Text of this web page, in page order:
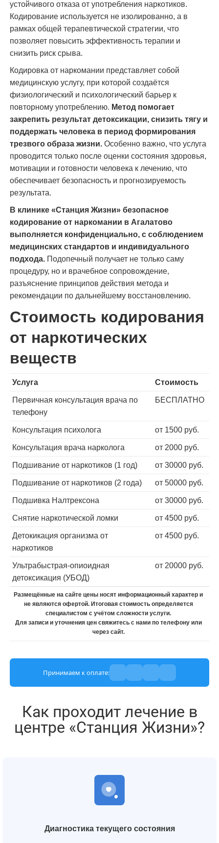
устойчивого отказа от употребления наркотиков.
Кодирование используется не изолированно, а в
рамках общей терапевтической стратегии, что
позволяет повысить эффективность терапии и
снизить риск срыва.
Кодировка от наркомании представляет собой
медицинскую услугу, при которой создаётся
физиологический и психологический барьер к
повторному употреблению. Метод помогает
закрепить результат детоксикации, снизить тягу и
поддержать человека в период формирования
трезвого образа жизни. Особенно важно, что услуга
проводится только после оценки состояния здоровья,
мотивации и готовности человека к лечению, что
обеспечивает безопасность и прогнозируемость
результата.
В клинике «Станция Жизни» безопасное
кодирование от наркомании в Агалатово
выполняется конфиденциально, с соблюдением
медицинских стандартов и индивидуального
подхода. Подопечный получает не только саму
процедуру, но и врачебное сопровождение,
разъяснение принципов действия метода и
рекомендации по дальнейшему восстановлению.
Стоимость кодирования
от наркотических
веществ
Услуга Стоимость
Первичная консультация врача по
телефону
БЕСПЛАТНО
Консультация психолога от 1500 руб.
Консультация врача нарколога от 2000 руб.
Подшивание от наркотиков (1 год) от 30000 руб.
Подшивание от наркотиков (2 года) от 50000 руб.
Подшивка Налтрексона от 30000 руб.
Снятие наркотической ломки от 4500 руб.
Детокикация организма от
наркотиков
от 4500 руб.
Ультрабыстрая-опиоидная
детоксикация (УБОД)
от 20000 руб.
Размещённые на сайте цены носят информационный характер и
не являются офертой. Итоговая стоимость определяется
специалистом с учётом сложности услуги.
Для записи и уточнения цен свяжитесь с нами по телефону или
через сайт.
Принимаем к оплате:
Как проходит лечение в
центре «Станция Жизни»?
Диагностика текущего состояния